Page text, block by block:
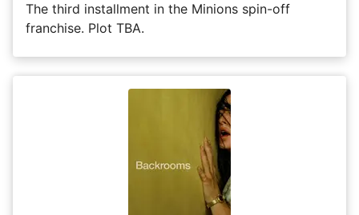
The third installment in the Minions spin-off
franchise. Plot TBA.